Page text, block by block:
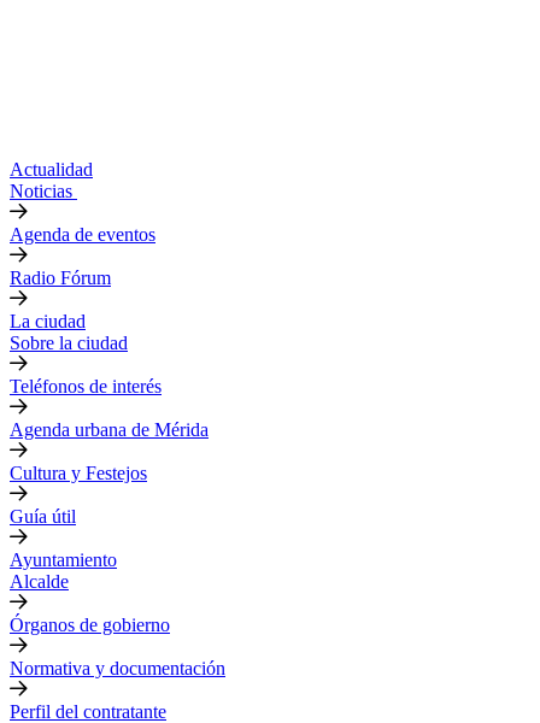
Actualidad
Noticias
Agenda de eventos
Radio Fórum
La ciudad
Sobre la ciudad
Teléfonos de interés
Agenda urbana de Mérida
Cultura y Festejos
Guía útil
Ayuntamiento
Alcalde
Órganos de gobierno
Normativa y documentación
Perfil del contratante